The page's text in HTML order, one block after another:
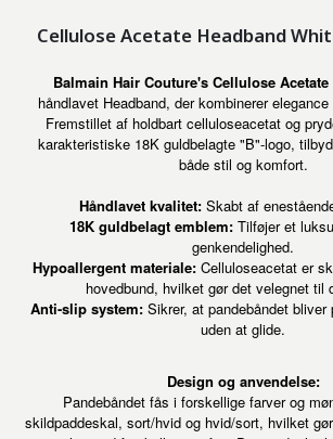
Cellulose Acetate Headband
Balmain Hair Couture's Cellulose Acetate
håndlavet Headband, der kombinerer
Fremstillet af holdbart celluloseacetat og
karakteristiske 18K guldbelagte "B"-logo,
både stil og komfort.
Håndlavet kvalitet:Skabt af
18K guldbelagt emblem:Tilføjer et
genkendelighed.
Hypoallergent materiale:Celluloseacetat er
hovedbund, hvilket gør det velegnet til
Anti-slip system:Sikrer, at pandebåndet bliver
uden at glide.
Design og anvendelse:
Pandebåndet fås i forskellige farver og
skildpaddeskal, sort/hvid og hvid/sort, hvilket